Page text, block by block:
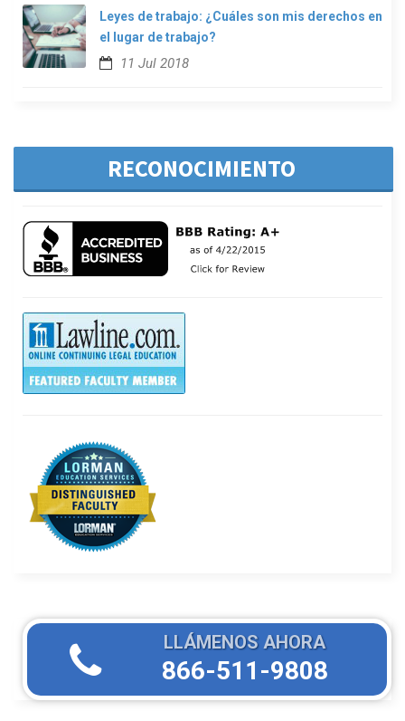
Leyes de trabajo: ¿Cuáles son mis derechos en
el lugar de trabajo?
11 Jul 2018
RECONOCIMIENTO
LLÁMENOS AHORA
866-511-9808